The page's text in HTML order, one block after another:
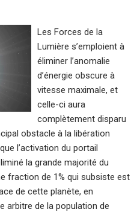
Les Forces de la
Lumière s’emploient à
éliminer l’anomalie
d’énergie obscure à
vitesse maximale, et
celle-ci aura
complètement disparu
obstacle à la libération
l’activation du portail
la grande majorité du
fraction de 1% qui subsiste est
de cette planète, en
arbitre de la population de